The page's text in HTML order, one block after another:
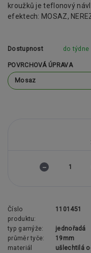
kroužků je teflonový
efektech: MOSAZ,
Dostupnost do týdne
POVRCHOVÁ ÚPRAVA
Číslo
produktu:
1101451
typ garnýže:
jednořadá
průměr tyče:
19mm
materiál
ušlechtilá